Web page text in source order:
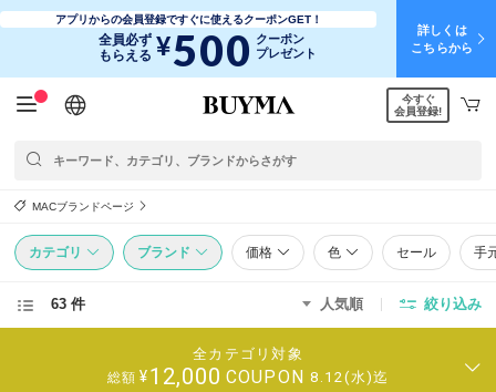
アプリからの会員登録ですぐに使えるクーポンGET！
全員必ず
もらえる ¥500 クーポン
プレゼント
詳しくは
こちらから
日本語
English
简体中文
繁體中文
今すぐ
会員登録!
MACブランドページ
カテゴリ ブランド 価格 色 セール 手
63 件 人気順 絞り込み
全カテゴリ対象
総額 ¥12,000 COUPON 8.12(水)迄